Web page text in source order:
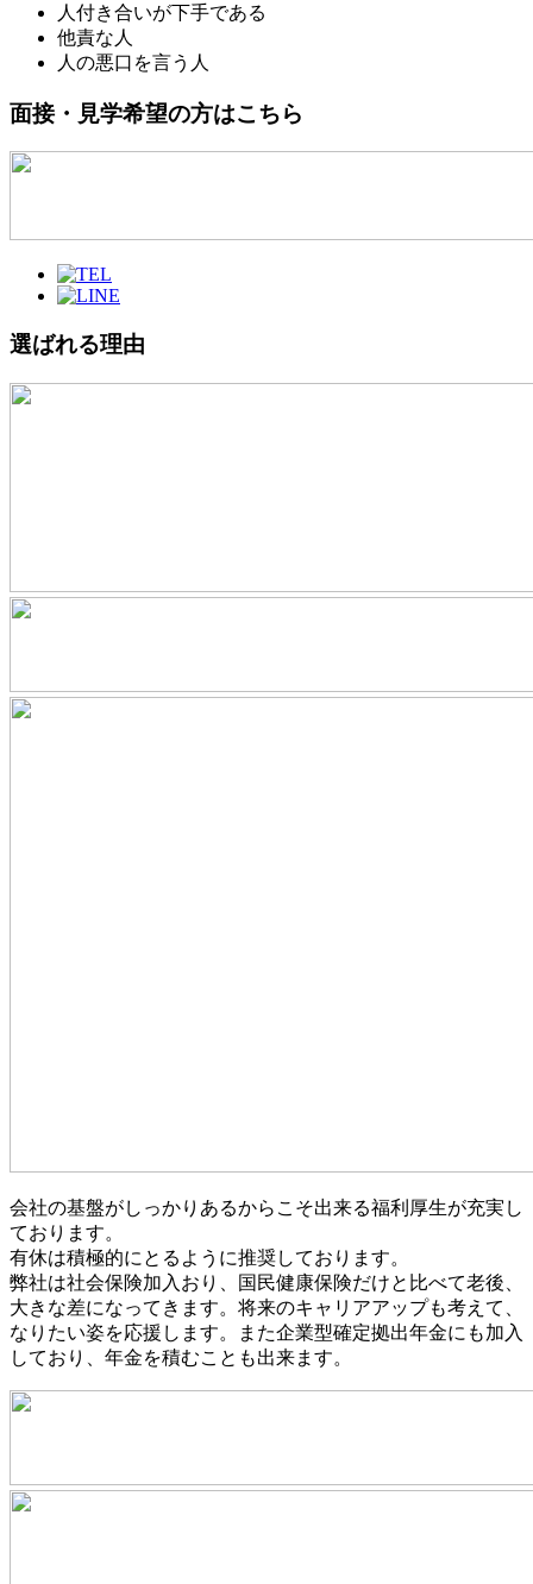
人付き合いが下手である
他責な人
人の悪口を言う人
面接・見学希望の方はこちら
選ばれる理由
会社の基盤がしっかりあるからこそ出来る福利厚生が充実し
ております。
有休は積極的にとるように推奨しております。
弊社は社会保険加入おり、国民健康保険だけと比べて老後、
大きな差になってきます。将来のキャリアアップも考えて、
なりたい姿を応援します。また企業型確定拠出年金にも加入
しており、年金を積むことも出来ます。